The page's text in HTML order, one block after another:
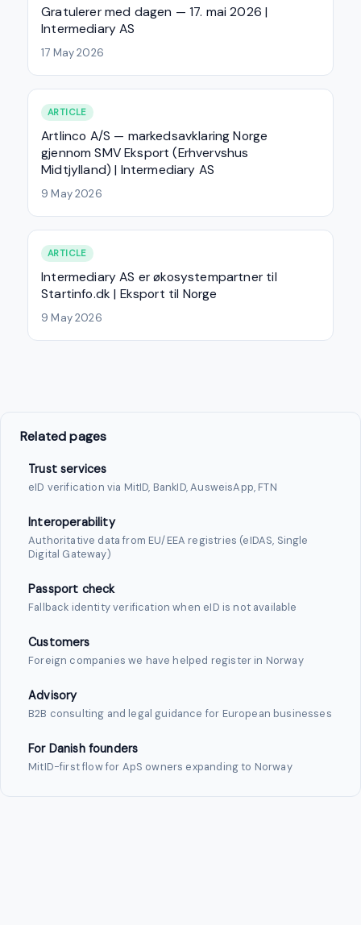
Gratulerer med dagen — 17. mai 2026 |
Intermediary AS
17 May 2026
ARTICLE
Artlinco A/S — markedsavklaring Norge
gjennom SMV Eksport (Erhvervshus
Midtjylland) | Intermediary AS
9 May 2026
ARTICLE
Intermediary AS er økosystempartner til
Startinfo.dk | Eksport til Norge
9 May 2026
Related pages
Trust services
eID verification via MitID, BankID, AusweisApp, FTN
Interoperability
Authoritative data from EU/EEA registries (eIDAS, Single
Digital Gateway)
Passport check
Fallback identity verification when eID is not available
Customers
Foreign companies we have helped register in Norway
Advisory
B2B consulting and legal guidance for European businesses
For Danish founders
MitID-first flow for ApS owners expanding to Norway